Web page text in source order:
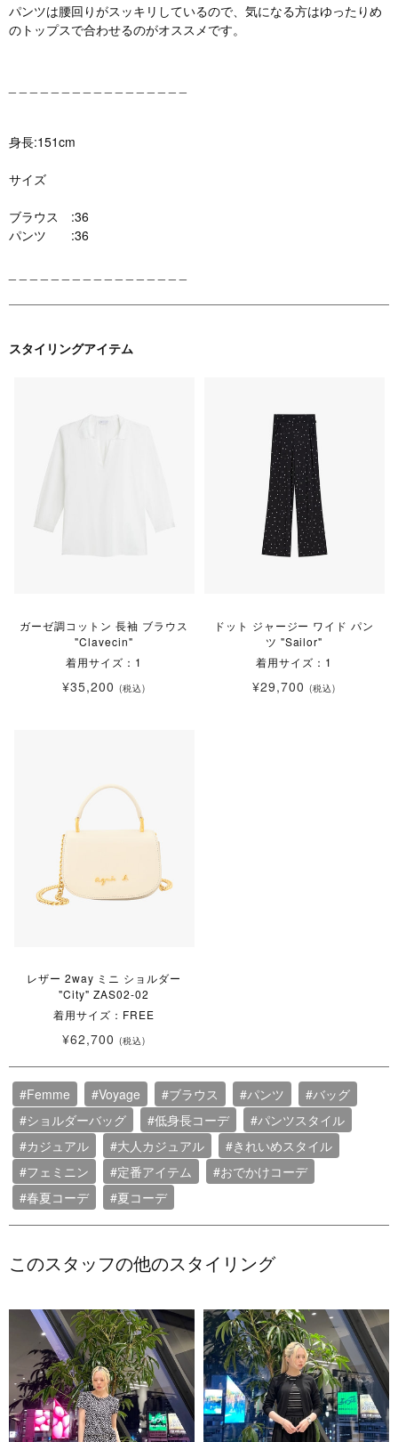
パンツは腰回りがスッキリしているので、気になる方はゆったりめ
のトップスで合わせるのがオススメです。
身長:151cm
サイズ
ブラウス :36
パンツ :36
スタイリングアイテム
ガーゼ調コットン 長袖 ブラウス
"Clavecin"
着用サイズ：1
¥35,200 (税込)
ドット ジャージー ワイド パン
ツ "Sailor"
着用サイズ：1
¥29,700 (税込)
レザー 2way ミニ ショルダー
"City" ZAS02-02
着用サイズ：FREE
¥62,700 (税込)
#Femme #Voyage #ブラウス #パンツ
#バッグ
#ショルダーバッグ
#低身長コーデ
#パンツスタイル
#カジュアル
#大人カジュアル
#きれいめスタイル
#フェミニン
#定番アイテム
#おでかけコーデ
#春夏コーデ
#夏コーデ
このスタッフの他のスタイリング